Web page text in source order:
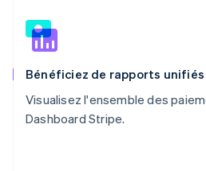
Bénéficiez de rapports unifiés
Visualisez l'ensemble des
Dashboard Stripe.